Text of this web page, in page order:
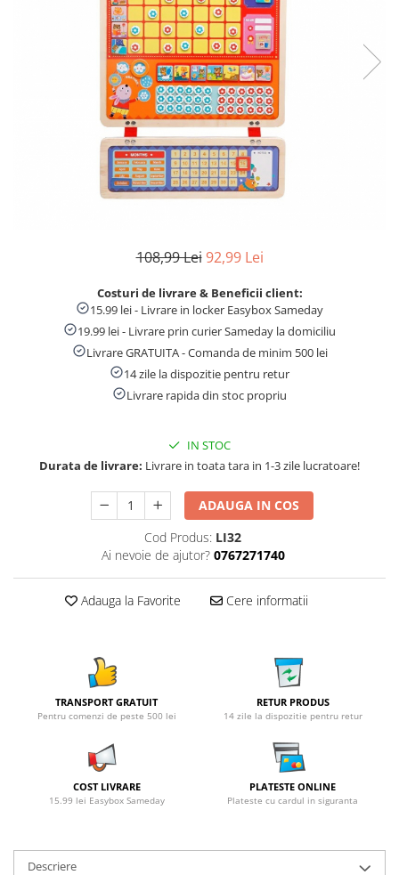
Tablite educative
108,99 Lei 92,99 Lei
Costuri de livrare & Beneficii client:
15.99 lei - Livrare in locker Easybox Sameday
19.99 lei - Livrare prin curier Sameday la domiciliu
Livrare GRATUITA - Comanda de minim 500 lei
14 zile la dispozitie pentru retur
Livrare rapida din stoc propriu
IN STOC
Durata de livrare: Livrare in toata tara in 1-3 zile lucratoare!
ADAUGA IN COS
Cod Produs: LI32
Ai nevoie de ajutor? 0767271740
Adauga la Favorite Cere informatii
TRANSPORT GRATUIT
Pentru comenzi de peste 500 lei
RETUR PRODUS
14 zile la dispozitie pentru retur
COST LIVRARE
15.99 lei Easybox Sameday
PLATESTE ONLINE
Plateste cu cardul in siguranta
Descriere